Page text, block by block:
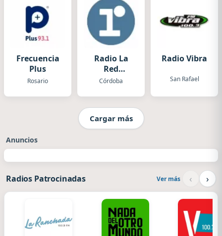
Frecuencia
Plus
Rosario
Radio La
Red
Córdoba
Córdoba
Radio Vibra
San Rafael
Cargar más
Anuncios
Radios Patrocinadas Ver más ‹ ›